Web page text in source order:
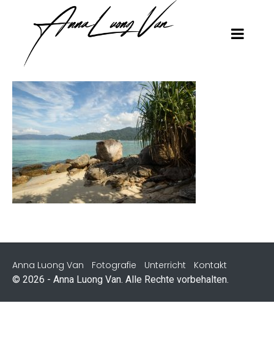
Anna Luong Van Fotografie Unterricht Kontakt
© 2026 - Anna Luong Van. Alle Rechte vorbehalten.